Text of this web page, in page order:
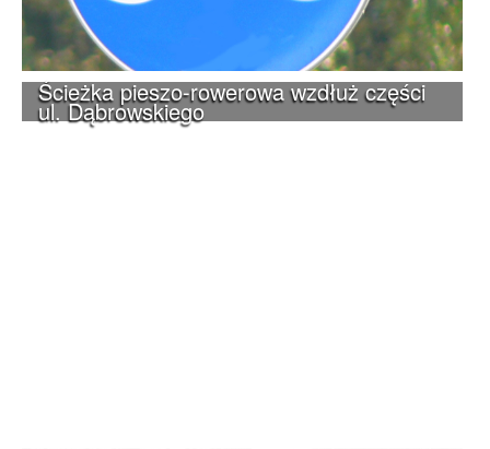
Ścieżka pieszo-rowerowa wzdłuż części
ul. Dąbrowskiego